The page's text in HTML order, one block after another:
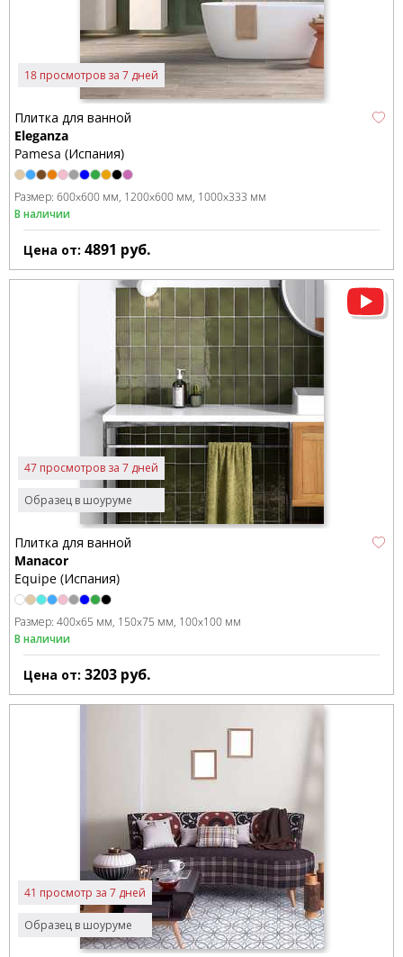
18 просмотров за 7 дней
Плитка для ванной
Eleganza
Pamesa (Испания)
Размер: 600x600 мм 1200x600 мм 1000x333 мм
В наличии
Цена от: 4891 руб.
Образец в шоуруме
47 просмотров за 7 дней
Плитка для ванной
Manacor
Equipe (Испания)
Размер: 400x65 мм 150x75 мм 100x100 мм
В наличии
Цена от: 3203 руб.
Образец в шоуруме
41 просмотр за 7 дней